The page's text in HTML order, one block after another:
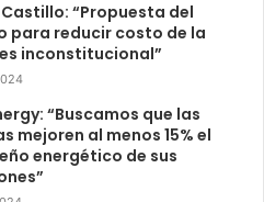
“Propuesta del
para reducir costo de la
inconstitucional”
“Buscamos que las
mejoren al menos 15% el
energético de sus